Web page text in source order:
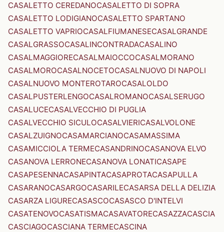
CASALETTO CEREDANOCASALETTO DI SOPRA
CASALETTO LODIGIANOCASALETTO SPARTANO
CASALETTO VAPRIOCASALFIUMANESECASALGRANDE
CASALGRASSOCASALINCONTRADACASALINO
CASALMAGGIORECASALMAIOCCOCASALMORANO
CASALMOROCASALNOCETOCASALNUOVO DI NAPOLI
CASALNUOVO MONTEROTAROCASALOLDO
CASALPUSTERLENGOCASALROMANOCASALSERUGO
CASALUCECASALVECCHIO DI PUGLIA
CASALVECCHIO SICULOCASALVIERICASALVOLONE
CASALZUIGNOCASAMARCIANOCASAMASSIMA
CASAMICCIOLA TERMECASANDRINOCASANOVA ELVO
CASANOVA LERRONECASANOVA LONATICASAPE
CASAPESENNACASAPINTACASAPROTACASAPULLA
CASARANOCASARGOCASARILECASARSA DELLA DELIZIA
CASARZA LIGURECASASCOCASASCO D'INTELVI
CASATENOVOCASATISMACASAVATORECASAZZACASCIA
CASCIAGOCASCIANA TERMECASCINA